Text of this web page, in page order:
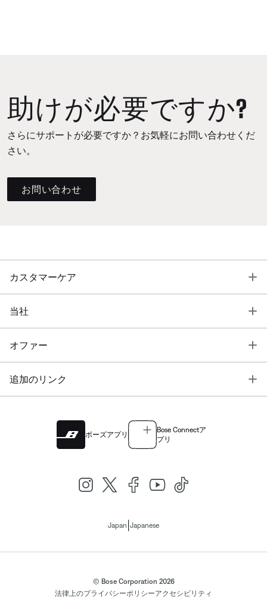
助けが必要ですか?
さらにサポートが必要ですか？お気軽にお問い合わせくだ
さい。
お問い合わせ
カスタマーケア
当社
オファー
追加のリンク
ボーズアプリ
Bose Connectア
プリ
Japan Japanese
© Bose Corporation 2026
法律上のプライバシーポリシーアクセシビリティ